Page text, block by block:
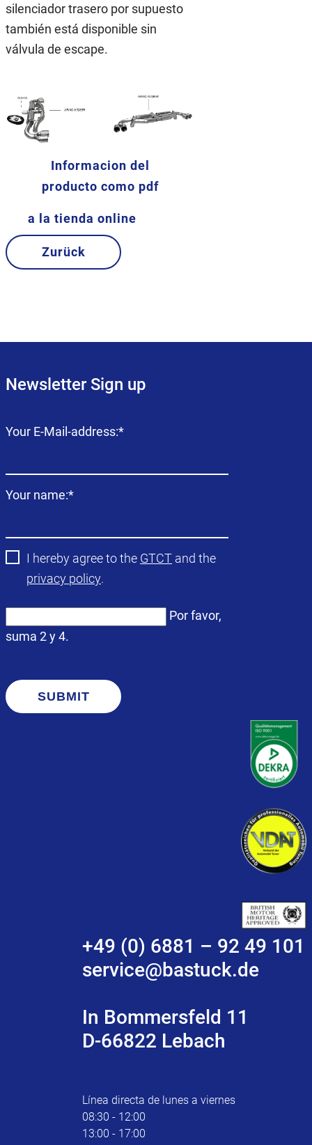
silenciador trasero por supuesto
también está disponible sin
válvula de escape.
Informacion del
producto como pdf
a la tienda online
Zurück
Newsletter Sign up
Campo
Your E-Mail-address:*
Campo
Your name:*
I hereby agree to the GTCT and the
privacy policy.
Por favor,
suma 2 y 4.
SUBMIT
+49 (0) 6881 – 92 49 101
service@bastuck.de
In Bommersfeld 11
D-66822 Lebach
Línea directa de lunes a viernes
08:30 - 12:00
13:00 - 17:00